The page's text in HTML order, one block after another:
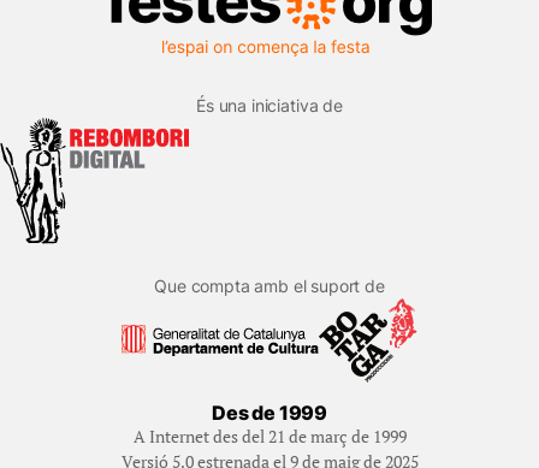
És una iniciativa de
Que compta amb el suport de
Des de 1999
A Internet des del 21 de març de 1999
Versió 5.0 estrenada el 9 de maig de 2025